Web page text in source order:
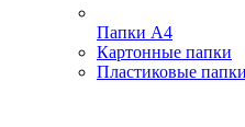
Папки А4
Картонные папки
Пластиковые папки